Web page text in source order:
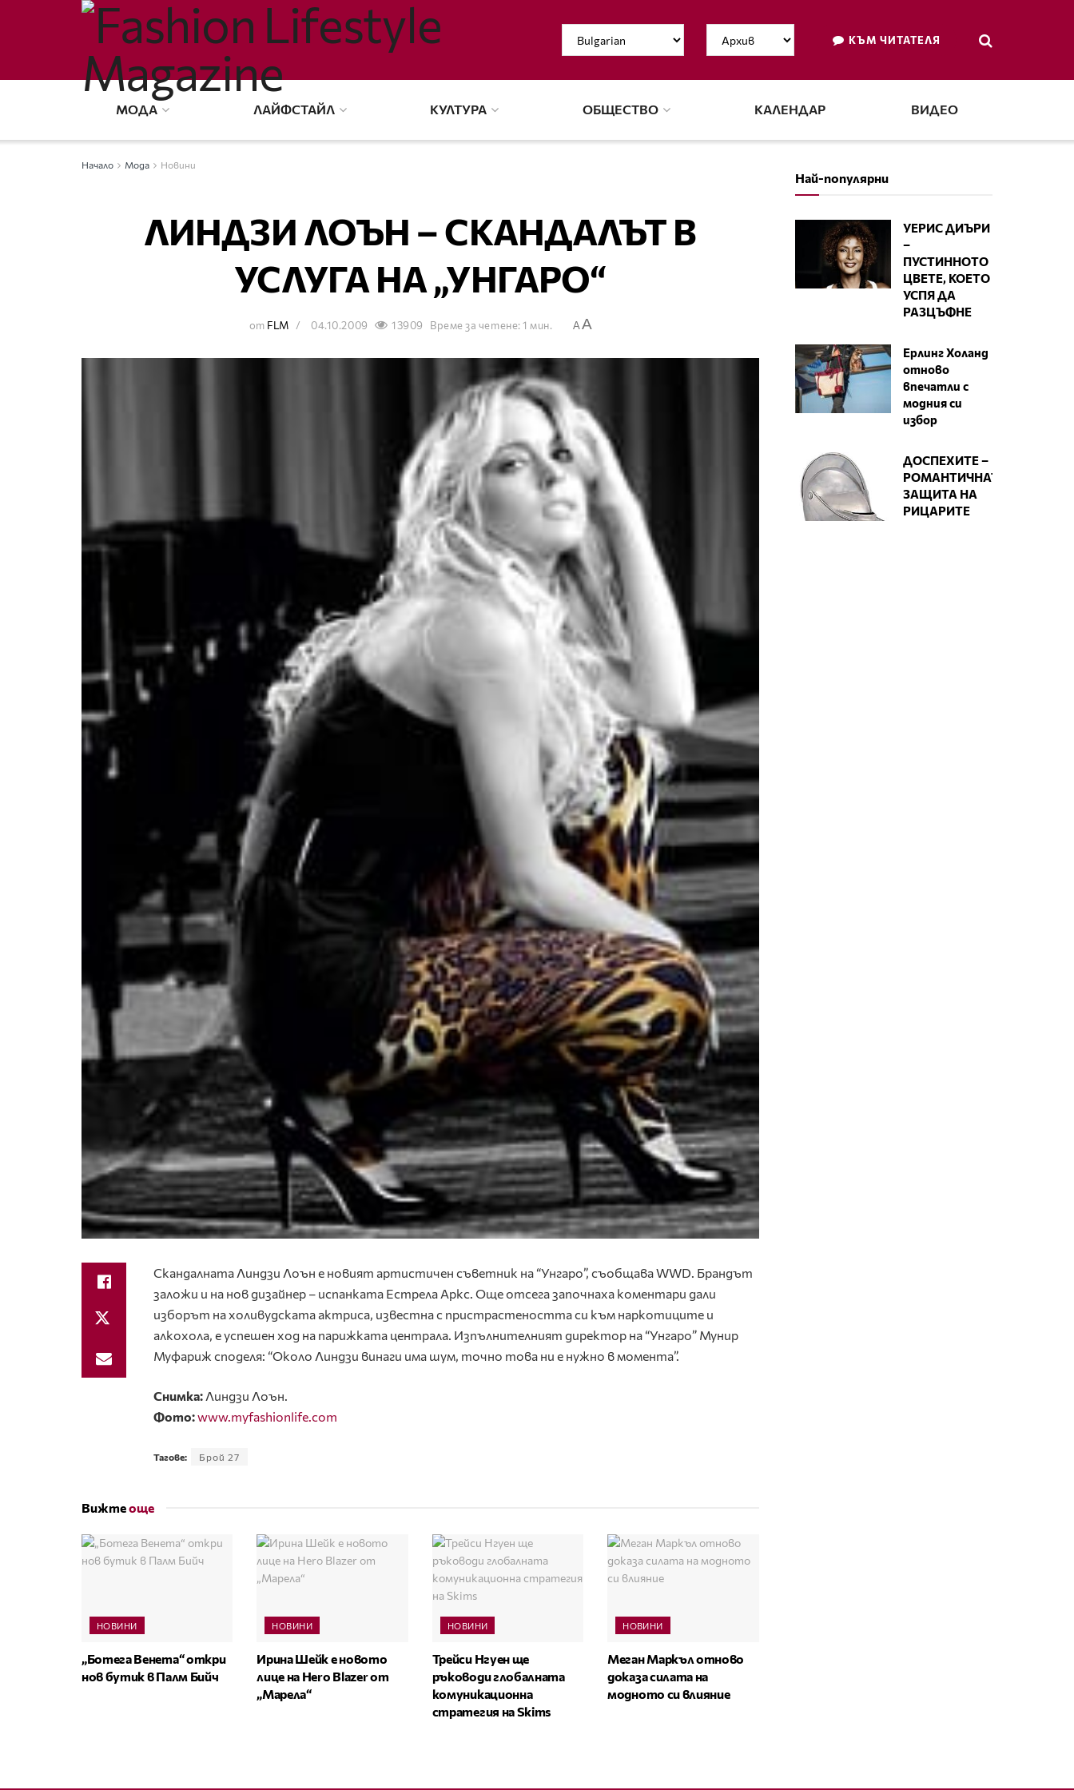
КЪМ ЧИТАТЕЛЯ
МОДА ЛАЙФСТАЙЛ КУЛТУРА ОБЩЕСТВО КАЛЕНДАР ВИДЕО
Начало Мода Новини
ЛИНДЗИ ЛОЪН – СКАНДАЛЪТ В
УСЛУГА НА „УНГАРО“
от FLM 04.10.2009 13909 Време за четене: 1 мин. AA
Скандалната Линдзи Лоън е новият артистичен съветник на “Унгаро”, съобщава WWD. Брандът
заложи и на нов дизайнер – испанката Естрела Аркс. Още отсега започнаха коментари дали
изборът на холивудската актриса, известна с пристрастеността си към наркотиците и
алкохола, е успешен ход на парижката централа. Изпълнителният директор на “Унгаро” Мунир
Муфариж споделя: “Около Линдзи винаги има шум, точно това ни е нужно в момента”.
Снимка: Линдзи Лоън.
Фото:www.myfashionlife.com
Тагове: Брой 27
Вижтеоще
НОВИНИ
„Ботега Венета“ откри
нов бутик в Палм Бийч
НОВИНИ
Ирина Шейк е новото
лице на Hero Blazer от
„Марела“
НОВИНИ
Трейси Нгуен ще
ръководи глобалната
комуникационна
стратегия на Skims
НОВИНИ
Меган Маркъл отново
доказа силата на
модното си влияние
Най-популярни
УЕРИС ДИЪРИ
–
ПУСТИННОТО
ЦВЕТЕ, КОЕТО
УСПЯ ДА
РАЗЦЪФНЕ
Ерлинг Холанд
отново
впечатли с
модния си
избор
ДОСПЕХИТЕ –
РОМАНТИЧНАТА
ЗАЩИТА НА
РИЦАРИТЕ